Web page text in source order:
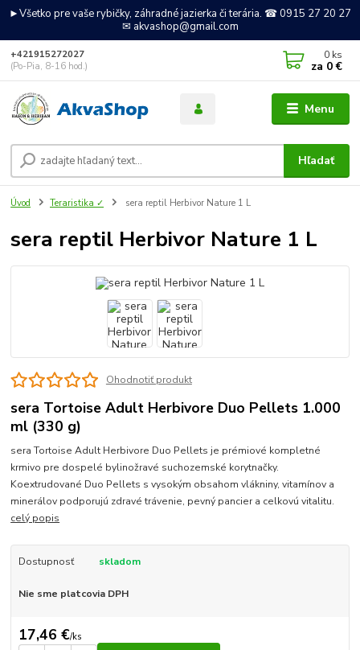
►Všetko pre vaše rybičky, záhradné jazierka či terária. ☎ 0915 27 20 27
✉ akvashop@gmail.com
Menu
Hľadať
+421915272027
(Po-Pia, 8-16 hod.)
0 ks
za 0 €
Úvod Teraristika ✓ sera reptil Herbivor Nature 1 L
sera reptil Herbivor Nature 1 L
Ohodnotiť produkt
sera Tortoise Adult Herbivore Duo Pellets 1.000
ml (330 g)
sera Tortoise Adult Herbivore Duo Pellets je prémiové kompletné
krmivo pre dospelé bylinožravé suchozemské korytnačky.
Koextrudované Duo Pellets s vysokým obsahom vlákniny, vitamínov a
minerálov podporujú zdravé trávenie, pevný pancier a celkovú vitalitu.
celý popis
Dostupnosť skladom
Nie sme platcovia DPH
17,46 €/ks